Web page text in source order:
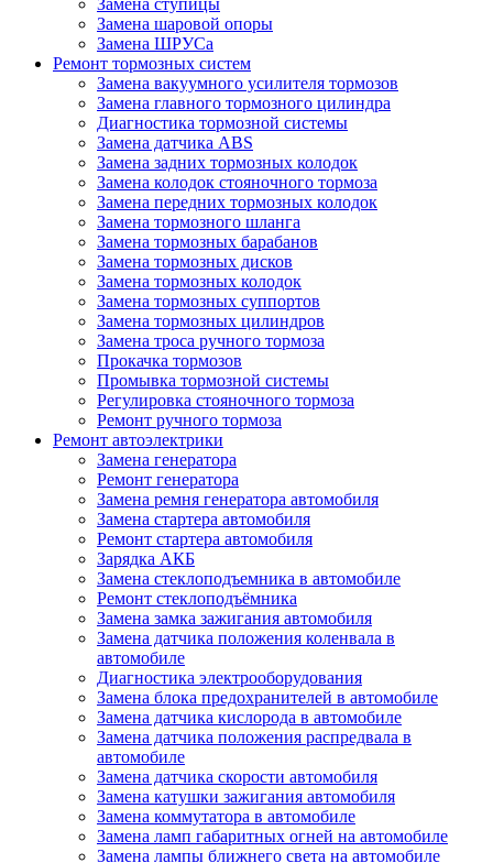
Замена шаровой опоры
Замена ШРУСа
Ремонт тормозных систем
Замена вакуумного усилителя тормозов
Замена главного тормозного цилиндра
Диагностика тормозной системы
Замена датчика ABS
Замена задних тормозных колодок
Замена колодок стояночного тормоза
Замена передних тормозных колодок
Замена тормозного шланга
Замена тормозных барабанов
Замена тормозных дисков
Замена тормозных колодок
Замена тормозных суппортов
Замена тормозных цилиндров
Замена троса ручного тормоза
Прокачка тормозов
Промывка тормозной системы
Регулировка стояночного тормоза
Ремонт ручного тормоза
Ремонт автоэлектрики
Замена генератора
Ремонт генератора
Замена ремня генератора автомобиля
Замена стартера автомобиля
Ремонт стартера автомобиля
Зарядка АКБ
Замена стеклоподъемника в автомобиле
Ремонт стеклоподъёмника
Замена замка зажигания автомобиля
Замена датчика положения коленвала в
автомобиле
Диагностика электрооборудования
Замена блока предохранителей в автомобиле
Замена датчика кислорода в автомобиле
Замена датчика положения распредвала в
автомобиле
Замена датчика скорости автомобиля
Замена катушки зажигания автомобиля
Замена коммутатора в автомобиле
Замена ламп габаритных огней на автомобиле
Замена лампы ближнего света на автомобиле